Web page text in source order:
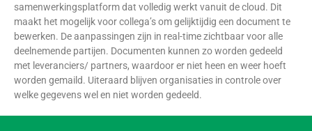
samenwerkingsplatform dat volledig werkt vanuit de cloud. Dit
maakt het mogelijk voor collega’s om gelijktijdig een document te
bewerken. De aanpassingen zijn in real-time zichtbaar voor alle
deelnemende partijen. Documenten kunnen zo worden gedeeld
met leveranciers/ partners, waardoor er niet heen en weer hoeft
worden gemaild. Uiteraard blijven organisaties in controle over
welke gegevens wel en niet worden gedeeld.